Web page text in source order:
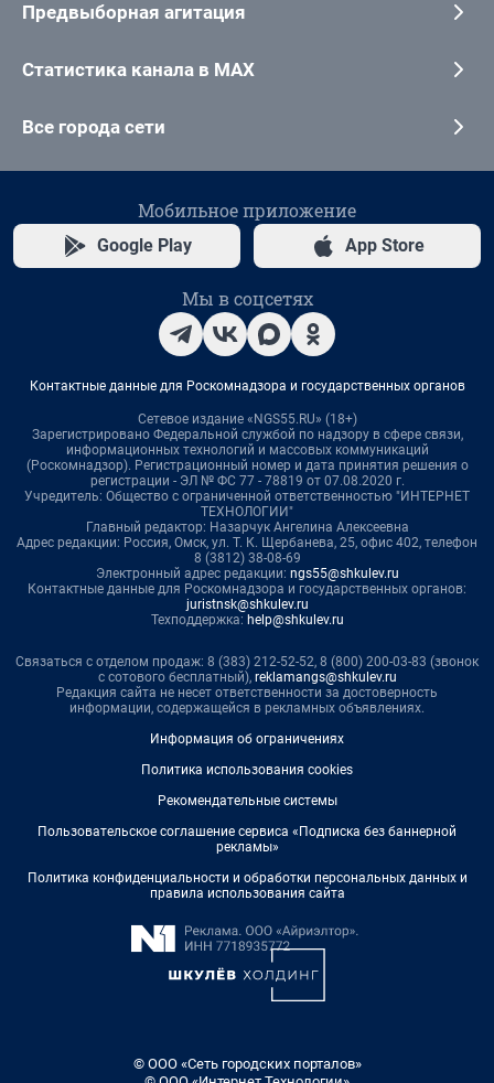
Предвыборная агитация
Статистика канала в MAX
Все города сети
Мобильное приложение
Google Play App Store
Мы в соцсетях
Контактные данные для Роскомнадзора и государственных органов
Сетевое издание «NGS55.RU» (18+)
Зарегистрировано Федеральной службой по надзору в сфере связи,
информационных технологий и массовых коммуникаций
(Роскомнадзор). Регистрационный номер и дата принятия решения о
регистрации - ЭЛ № ФС 77 - 78819 от 07.08.2020 г.
Учредитель: Общество с ограниченной ответственностью "ИНТЕРНЕТ
ТЕХНОЛОГИИ"
Главный редактор: Назарчук Ангелина Алексеевна
Адрес редакции: Россия, Омск, ул. Т. К. Щербанева, 25, офис 402, телефон
8 (3812) 38-08-69
Электронный адрес редакции: ngs55@shkulev.ru
Контактные данные для Роскомнадзора и государственных органов:
juristnsk@shkulev.ru
Техподдержка: help@shkulev.ru
Связаться с отделом продаж: 8 (383) 212-52-52, 8 (800) 200-03-83 (звонок
с сотового бесплатный), reklamangs@shkulev.ru
Редакция сайта не несет ответственности за достоверность
информации, содержащейся в рекламных объявлениях.
Информация об ограничениях
Политика использования cookies
Рекомендательные системы
Пользовательское соглашение сервиса «Подписка без баннерной
рекламы»
Политика конфиденциальности и обработки персональных данных и
правила использования сайта
© ООО «Сеть городских порталов»